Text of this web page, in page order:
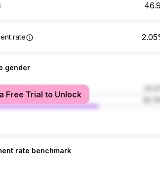
rate
gender
Free Trial to Unlock
rate benchmark